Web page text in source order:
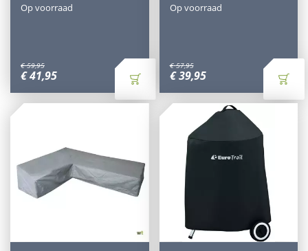
€ 59,95
€41,95
Op voorraad
€ 57,95
€ 39,95
Op voorraad